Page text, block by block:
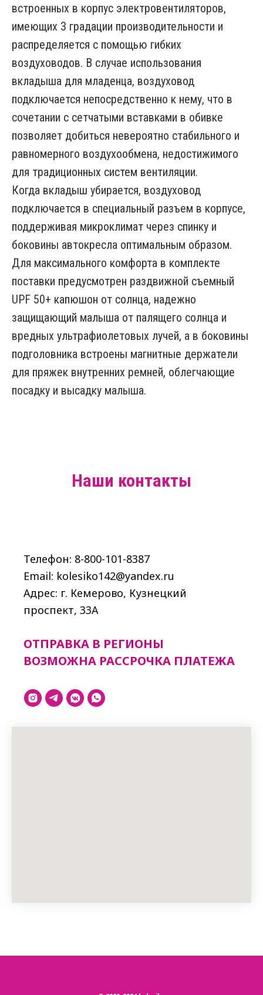
встроенных в корпус электровентиляторов,
имеющих 3 градации производительности и
распределяется с помощью гибких
воздуховодов. В случае использования
вкладыша для младенца, воздуховод
подключается непосредственно к нему, что в
сочетании с сетчатыми вставками в обивке
позволяет добиться невероятно стабильного и
равномерного воздухообмена, недостижимого
для традиционных систем вентиляции.
Когда вкладыш убирается, воздуховод
подключается в специальный разъем в корпусе,
поддерживая микроклимат через спинку и
боковины автокресла оптимальным образом.
Для максимального комфорта в комплекте
поставки предусмотрен раздвижной съемный
UPF 50+ капюшон от солнца, надежно
защищающий малыша от палящего солнца и
вредных ультрафиолетовых лучей, а в боковины
подголовника встроены магнитные держатели
для пряжек внутренних ремней, облегчающие
посадку и высадку малыша.
Наши контакты
Телефон: 8-800-101-8387
Email: kolesiko142@yandex.ru
Адрес: г. Кемерово, Кузнецкий
проспект, 33A
ОТПРАВКА В РЕГИОНЫ
ВОЗМОЖНА РАССРОЧКА ПЛАТЕЖА